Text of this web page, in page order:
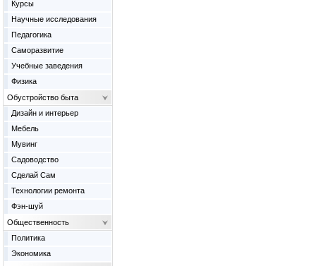
Курсы
Научные исследования
Педагогика
Саморазвитие
Учебные заведения
Физика
Обустройство быта
Дизайн и интерьер
Мебель
Мувинг
Садоводство
Сделай Сам
Технологии ремонта
Фэн-шуй
Общественность
Политика
Экономика